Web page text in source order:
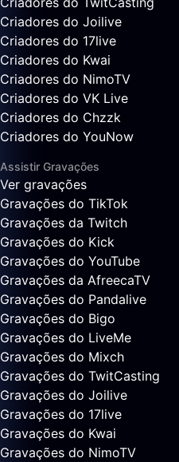
Criadores do Joilive
Criadores do 17live
Criadores do Kwai
Criadores do NimoTV
Criadores do VK Live
Criadores do Chzzk
Criadores do YouNow
Assistir Gravações
Ver gravações
Gravações do TikTok
Gravações da Twitch
Gravações do Kick
Gravações do YouTube
Gravações da AfreecaTV
Gravações do Pandalive
Gravações do Bigo
Gravações do LiveMe
Gravações do Mixch
Gravações do TwitCasting
Gravações do Joilive
Gravações do 17live
Gravações do Kwai
Gravações do NimoTV